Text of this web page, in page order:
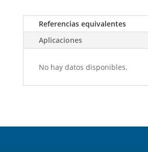
Referencias equivalentes
Aplicaciones
No hay datos disponibles.